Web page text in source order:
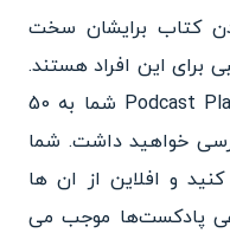
کتاب برایشان سخت
این افراد هستند.
در این اپلیکیشن Podcast Player – Castmix شما به 50
خواهید داشت. شما
و افلاین از ان ها
پادکست‌ها موجب می